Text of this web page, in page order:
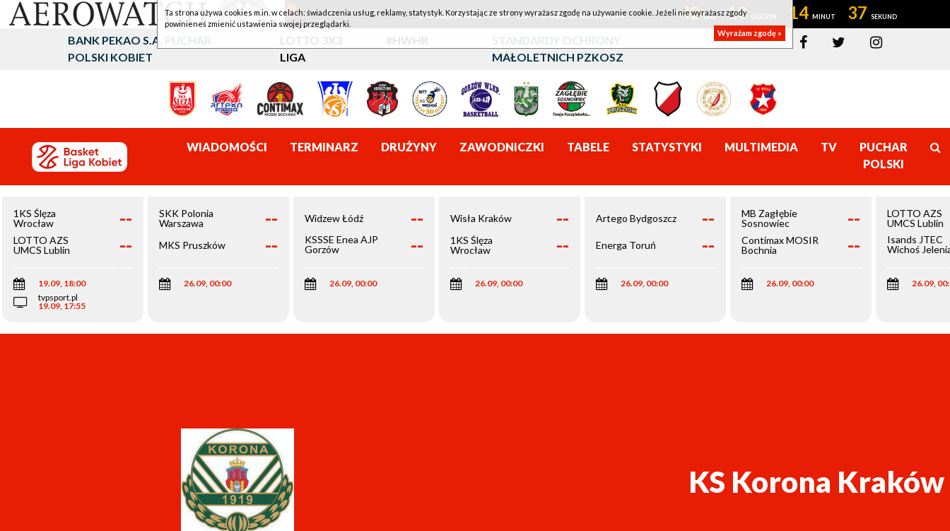
1KS ŚLĘZA WROCŁAW - LOTTO AZS UMCS LUBLIN 42 10 14 36
BANK PEKAO S.A. PUCHAR
POLSKI KOBIET
LOTTO 3X3
LIGA
#HWHR
STANDARDY OCHRONY
MAŁOLETNICH PZKOSZ
WIADOMOŚCI TERMINARZ DRUŻYNY ZAWODNICZKI TABELE STATYSTYKI MULTIMEDIA TV
PUCHAR
POLSKI
1KS Ślęza
Wrocław
--
LOTTO AZS
UMCS Lublin
--
19.09, 18:00
tvpsport.pl
19.09, 17:55
SKK Polonia
Warszawa
--
MKS Pruszków --
26.09, 00:00
Widzew Łódź --
KSSSE Enea AJP
Gorzów
--
26.09, 00:00
Wisła Kraków --
1KS Ślęza
Wrocław
--
26.09, 00:00
Artego Bydgoszcz --
Energa Toruń --
26.09, 00:00
MB Zagłębie
Sosnowiec
--
Contimax MOSIR
Bochnia
--
26.09, 00:00
LOTTO AZS
UMCS Lublin
Isands JTEC
Wichoś
26.09,
KS Korona Kraków
Ta strona używa cookies m.in. w celach: świadczenia usług, reklamy, statystyk. Korzystając ze strony wyrażasz zgodę na używanie cookie. Jeżeli nie wyrażasz zgody
powinieneś zmienić ustawienia swojej przeglądarki.
Wyrażam zgodę »